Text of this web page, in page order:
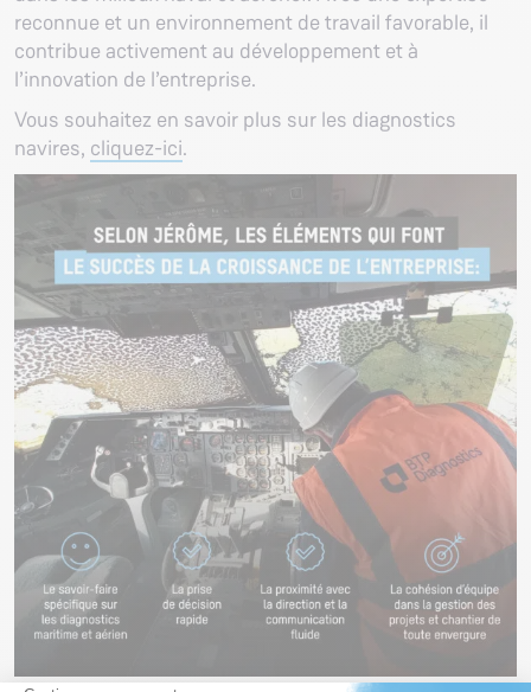
reconnue et un environnement de travail favorable, il
contribue activement au développement et à
l’innovation de l’entreprise.
Vous souhaitez en savoir plus sur les diagnostics
navires, cliquez-ici.